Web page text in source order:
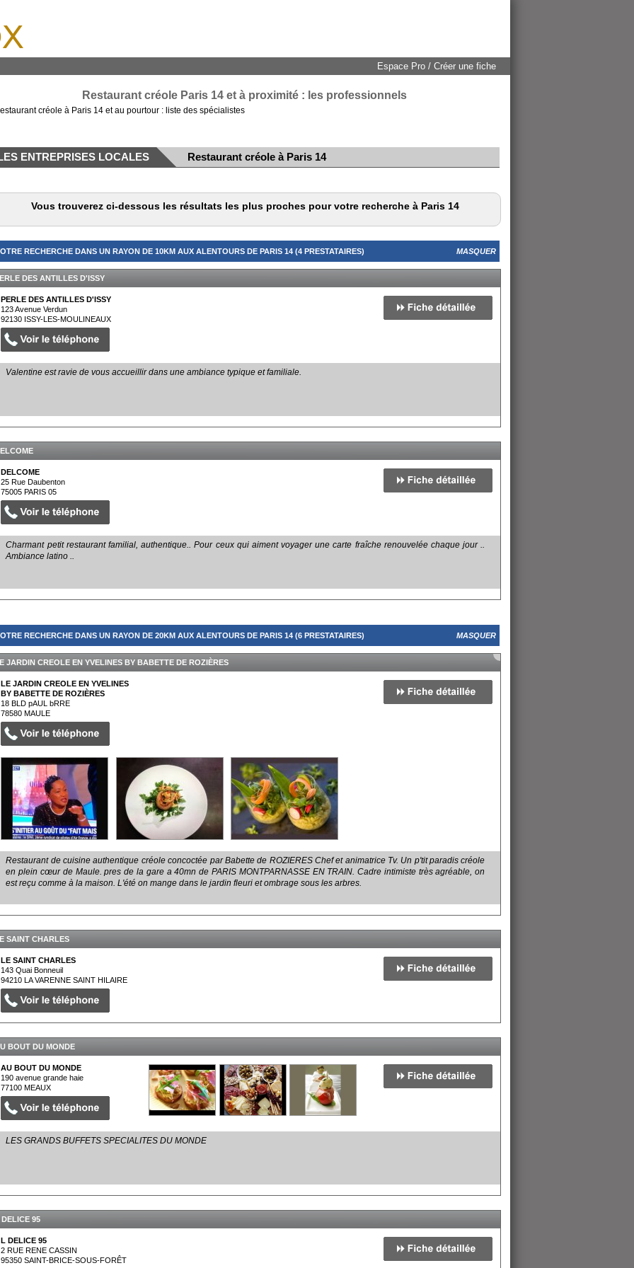
Espace Pro / Créer une fiche
Restaurant créole Paris 14 et à proximité : les professionnels
créole à Paris 14 et au pourtour : liste des spécialistes
ENTREPRISES LOCALES Restaurant créole à Paris 14
Vous trouverez ci-dessous les résultats les plus proches pour votre recherche à Paris 14
RECHERCHE DANS UN RAYON DE 10KM AUX ALENTOURS DE PARIS 14 (4 PRESTATAIRES) MASQUER
DES ANTILLES D'ISSY
PERLE DES ANTILLES D'ISSY
123 Avenue Verdun
92130 ISSY-LES-MOULINEAUX
Valentine est ravie de vous accueillir dans une ambiance typique et familiale.
DELCOME
25 Rue Daubenton
75005PARIS 05
Charmant petit restaurant familial, authentique.. Pour ceux qui aiment voyager une carte fraîche renouvelée chaque jour ..
Ambiance latino ..
RECHERCHE DANS UN RAYON DE 20KM AUX ALENTOURS DE PARIS 14 (6 PRESTATAIRES) MASQUER
JARDIN CREOLE EN YVELINES BY BABETTE DE ROZIÈRES
LE JARDIN CREOLE EN YVELINES
BY BABETTE DE ROZIÈRES
18 BLD pAUL bRRE
78580MAULE
Restaurant de cuisine authentique créole concoctée par Babette de ROZIERES Chef et animatrice Tv. Un p'tit paradis créole
en plein cœur de Maule. pres de la gare a 40mn de PARIS MONTPARNASSE EN TRAIN. Cadre intimiste très agréable, on
est reçu comme à la maison. L'été on mange dans le jardin fleuri et ombrage sous les arbres.
SAINT CHARLES
LE SAINT CHARLES
143 Quai Bonneuil
94210LA VARENNE SAINT HILAIRE
BOUT DU MONDE
AU BOUT DU MONDE
190 avenue grande haie
77100MEAUX
LES GRANDS BUFFETS SPECIALITES DU MONDE
95
L DELICE 95
2 RUE RENE CASSIN
95350SAINT-BRICE-SOUS-FORÊT